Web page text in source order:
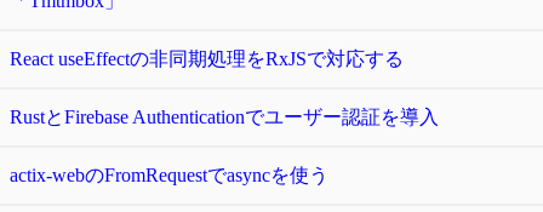
React useEffectの非同期処理をRxJSで対応する
RustとFirebase Authenticationでユーザー認証を導入
actix-webのFromRequestでasyncを使う